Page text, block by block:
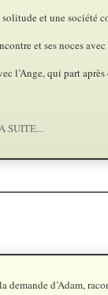
et une société
et ses noces
l’Ange, qui part
SUITE...
demande d’Adam,